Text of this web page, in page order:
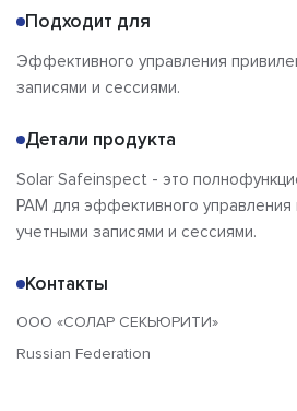
Интеграторы
Сравнения
Отзывы
Подходит для
Эффективного управления
записями и сессиями.
Детали продукта
Solar Safeinspect - это
PAM для эффективного
учетными записями и сессиями.
Контакты
ООО «СОЛАР СЕКЬЮРИТИ»
Russian Federation